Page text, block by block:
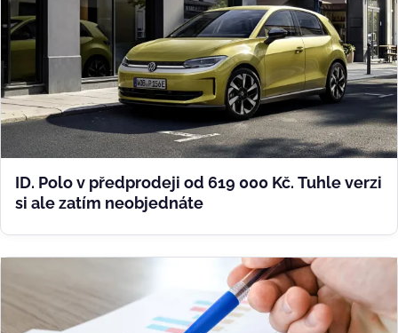
ID. Polo v předprodeji od 619 000 Kč. Tuhle verzi
si ale zatím neobjednáte